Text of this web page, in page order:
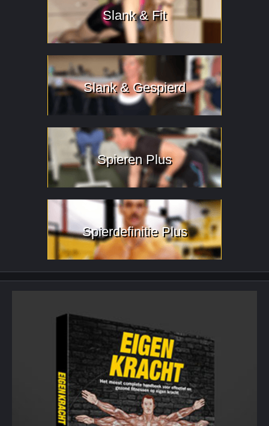
Slank & Fit
Slank & Gespierd
Spieren Plus
Spierdefinitie Plus